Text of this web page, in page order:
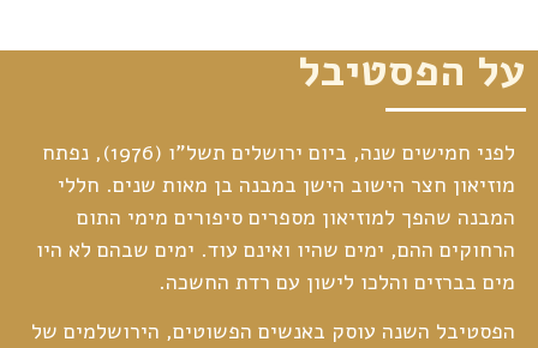
על הפסטיבל
לפני חמישים שנה, ביום ירושלים תשל"ו (1976), נפתח
מוזיאון חצר הישוב הישן במבנה בן מאות שנים. חללי
המבנה שהפך למוזיאון מספרים סיפורים מימי התום
הרחוקים ההם, ימים שהיו ואינם עוד. ימים שבהם לא היו
מים בברזים והלכו לישון עם רדת החשכה.
הפסטיבל השנה עוסק באנשים הפשוטים, הירושלמים של